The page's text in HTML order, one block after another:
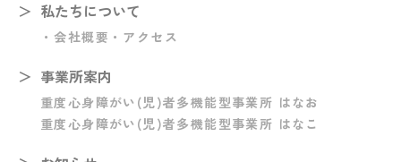
私たちについて
・会社概要 ・アクセス
事業所案内
重度心身障がい(児)者多機能型事業所 はなお
重度心身障がい(児)者多機能型事業所 はなこ